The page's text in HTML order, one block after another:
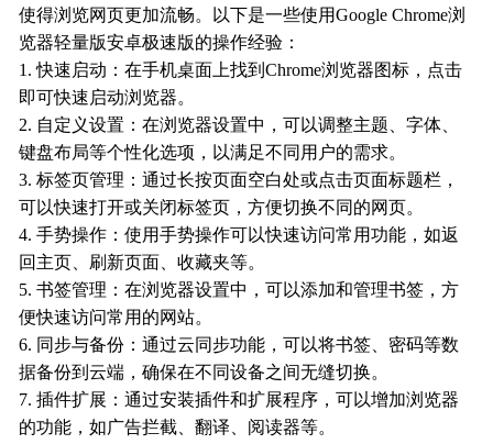
使得浏览网页更加流畅。以下是一些使用Google Chrome浏
览器轻量版安卓极速版的操作经验：
1. 快速启动：在手机桌面上找到Chrome浏览器图标，点击
即可快速启动浏览器。
2. 自定义设置：在浏览器设置中，可以调整主题、字体、
键盘布局等个性化选项，以满足不同用户的需求。
3. 标签页管理：通过长按页面空白处或点击页面标题栏，
可以快速打开或关闭标签页，方便切换不同的网页。
4. 手势操作：使用手势操作可以快速访问常用功能，如返
回主页、刷新页面、收藏夹等。
5. 书签管理：在浏览器设置中，可以添加和管理书签，方
便快速访问常用的网站。
6. 同步与备份：通过云同步功能，可以将书签、密码等数
据备份到云端，确保在不同设备之间无缝切换。
7. 插件扩展：通过安装插件和扩展程序，可以增加浏览器
的功能，如广告拦截、翻译、阅读器等。